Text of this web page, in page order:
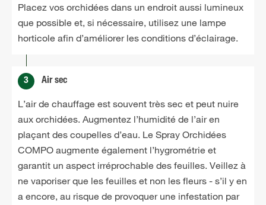
Placez vos orchidées dans un endroit aussi lumineux
que possible et, si nécessaire, utilisez une lampe
horticole afin d’améliorer les conditions d’éclairage.
3 Air sec
L’air de chauffage est souvent très sec et peut nuire
aux orchidées. Augmentez l’humidité de l’air en
plaçant des coupelles d’eau. Le Spray Orchidées
COMPO augmente également l’hygrométrie et
garantit un aspect irréprochable des feuilles. Veillez à
ne vaporiser que les feuilles et non les fleurs - s’il y en
a encore, au risque de provoquer une infestation par